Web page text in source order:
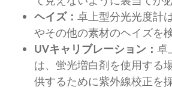
ヘイズ： 卓上型分光光度計
やその他の素材のヘイズを
UVキャリブレーション： 卓
は、蛍光増白剤を使用する
供するために紫外線校正を